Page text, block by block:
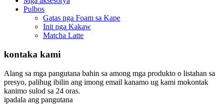
Pulbos
Gatas nga Foam sa Kape
Init nga Kakaw
Matcha Latte
kontaka kami
Alang sa mga pangutana bahin sa among mga produkto o listahan sa
presyo, palihug ibilin ang imong email kanamo ug kami mokontak
kanimo sulod sa 24 oras.
ipadala ang pangutana